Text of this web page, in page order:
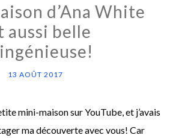
d’Ana White
aussi belle
13 AOÛT 2017
mini-maison sur YouTube, et j’avais
ma découverte avec vous! Car